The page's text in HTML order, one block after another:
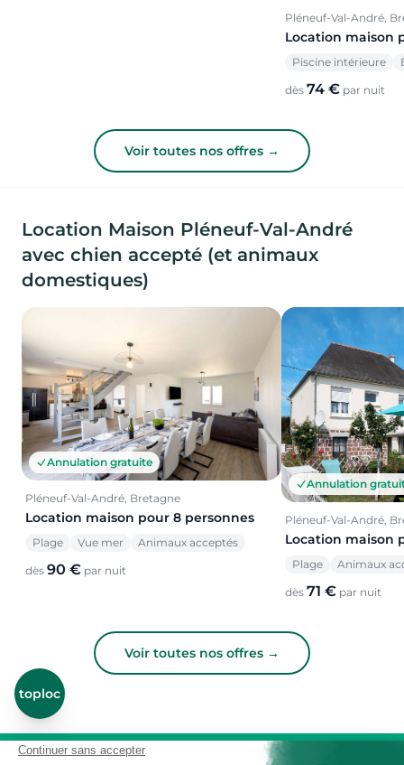
Pléneuf-Val-André,
Location maison
Piscine intérieure
dès 74 € par nuit
Voir toutes nos offres →
Location Maison Pléneuf-Val-André
avec chien accepté (et animaux
domestiques)
Annulation gratuite
Pléneuf-Val-André, Bretagne
Location maison pour 8 personnes
Plage Vue mer Animaux acceptés
dès 90 € par nuit
Annulation
Pléneuf-Val-André,
Location maison
Plage Animaux
dès 71 € par nuit
Voir toutes nos offres →
toploc